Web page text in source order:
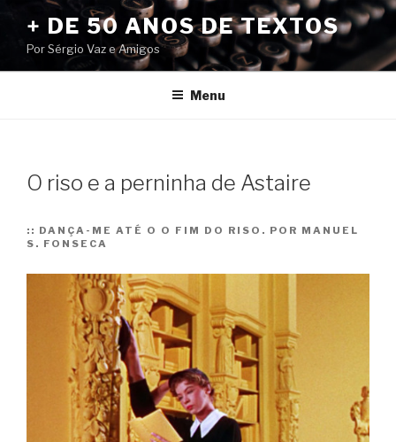
conteúdo
+ DE 50 ANOS DE TEXTOS
Por Sérgio Vaz e Amigos
Menu
O riso e a perninha de Astaire
:: DANÇA-ME ATÉ O O FIM DO RISO. POR MANUEL
S. FONSECA